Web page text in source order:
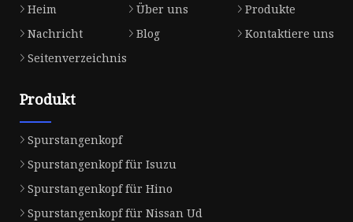
Heim Über uns
Produkte
Nachricht
Blog
Kontaktiere uns
Seitenverzeichnis
Produkt
Spurstangenkopf
Spurstangenkopf für Isuzu
Spurstangenkopf für Hino
Spurstangenkopf für Nissan Ud